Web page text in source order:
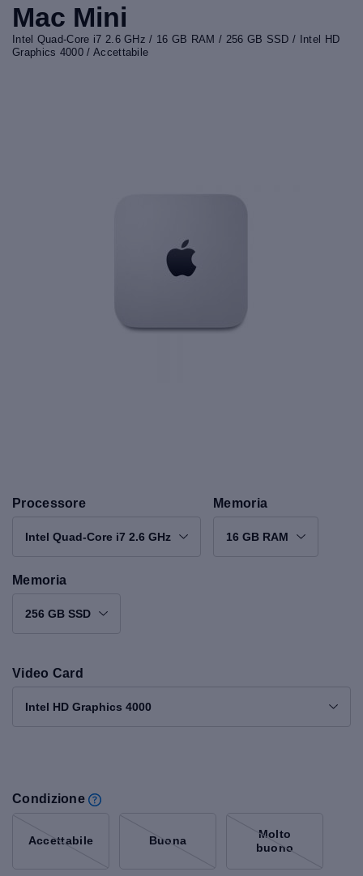
Mac Mini
Intel Quad-Core i7 2.6 GHz / 16 GB RAM / 256 GB SSD / Intel HD
Graphics 4000 / Accettabile
Processore
Intel Quad-Core i7 2.6 GHz
Memoria
16 GB RAM
Memoria
256 GB SSD
Video Card
Intel HD Graphics 4000
Condizione
Accettabile Buona
Molto
buono